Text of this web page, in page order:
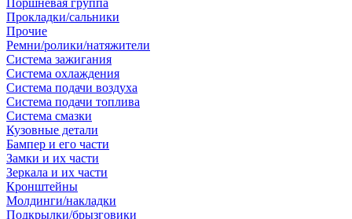
Поршневая группа
Прокладки/сальники
Прочие
Ремни/ролики/натяжители
Система зажигания
Система охлаждения
Система подачи воздуха
Система подачи топлива
Система смазки
Кузовные детали
Бампер и его части
Замки и их части
Зеркала и их части
Кронштейны
Молдинги/накладки
Подкрылки/брызговики